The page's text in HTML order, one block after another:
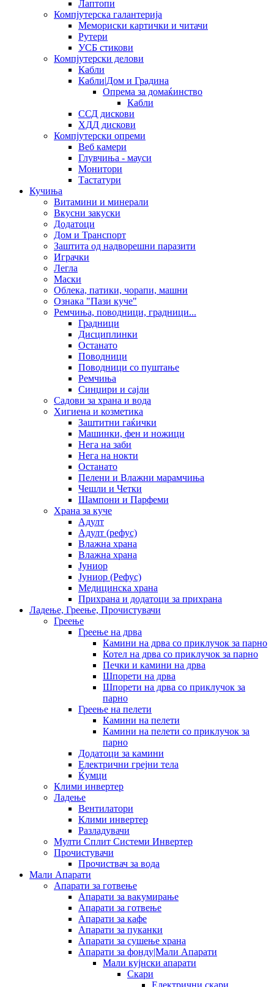
Лаптопи
Компјутерска галантерија
Мемориски картички и читачи
Рутери
УСБ стикови
Компјутерски делови
Кабли
Кабли|Дом и Градина
Опрема за домаќинство
Кабли
ССД дискови
ХДД дискови
Компјутерски опреми
Веб камери
Глувчиња - мауси
Монитори
Тастатури
Кучиња
Витамини и минерали
Вкусни закуски
Додатоци
Дом и Транспорт
Заштита од надворешни паразити
Играчки
Легла
Маски
Облека, патики, чорапи, машни
Ознака "Пази куче"
Ремчиња, поводници, градници...
Градници
Дисциплинки
Останато
Поводници
Поводници со пуштање
Ремчиња
Синџири и сајли
Садови за храна и вода
Хигиена и козметика
Заштитни гаќички
Машинки, фен и ножици
Нега на заби
Нега на нокти
Останато
Пелени и Влажни марамчиња
Чешли и Четки
Шампони и Парфеми
Храна за куче
Адулт
Адулт (рефус)
Влажна храна
Влажна храна
Јуниор
Јуниор (Рефус)
Медицинска храна
Прихрана и додатоци за прихрана
Ладење, Греење, Прочистувачи
Греење
Греење на дрва
Камини на дрва со приклучок за парно
Котел на дрва со приклучок за парно
Печки и камини на дрва
Шпорети на дрва
Шпорети на дрва со приклучок за
парно
Греење на пелети
Камини на пелети
Камини на пелети со приклучок за
парно
Додатоци за камини
Електрични грејни тела
Ќумци
Клими инвертер
Ладење
Вентилатори
Клими инвертер
Разладувачи
Мулти Сплит Системи Инвертер
Прочистувачи
Прочиствач за вода
Мали Апарати
Апарати за готвење
Апарати за вакумирање
Апарати за готвење
Апарати за кафе
Апарати за пуканки
Апарати за сушење храна
Апарати за фонду|Мали Апарати
Мали кујнски апарати
Скари
Електрични скари